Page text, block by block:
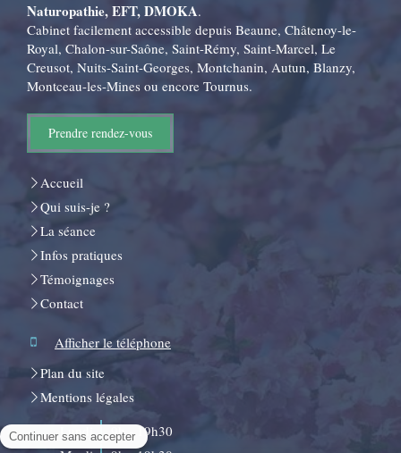
Naturopathie, EFT, DMOKA.
Cabinet facilement accessible depuis Beaune, Châtenoy-le-
Royal, Chalon-sur-Saône, Saint-Rémy, Saint-Marcel, Le
Creusot, Nuits-Saint-Georges, Montchanin, Autun, Blanzy,
Montceau-les-Mines ou encore Tournus.
Prendre rendez-vous
Accueil
Qui suis-je ?
La séance
Infos pratiques
Témoignages
Contact
Afficher le téléphone
Plan du site
Mentions légales
Lundi
9h - 19h30